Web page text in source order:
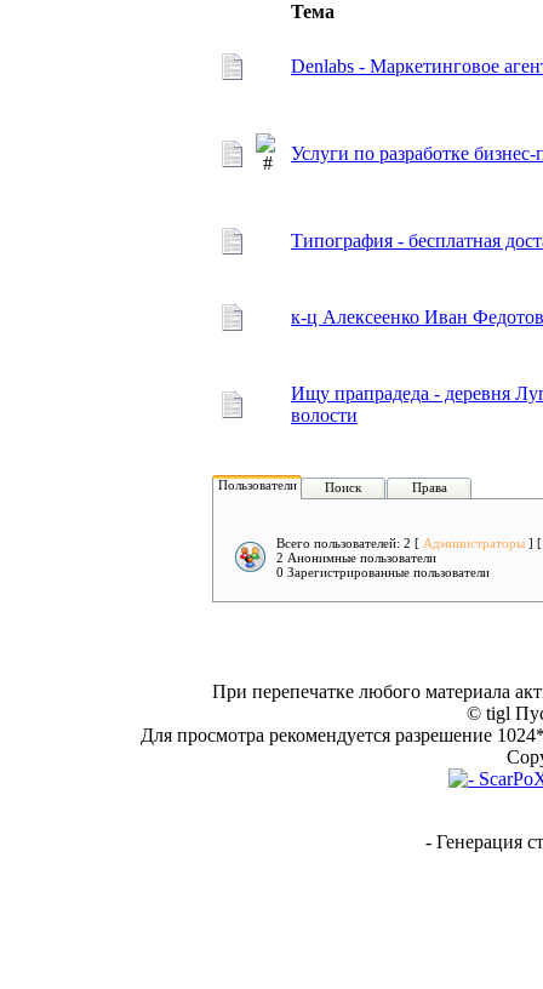
Тема
Denlabs - Маркетинговое
Услуги по разработке
Типография - бесплатная
к-ц Алексеенко Иван
Ищу прапрадеда - деревня
волости
Пользователи Поиск Права
Всего пользователей: 2 [ Администраторы ]
2 Анонимные пользователи
0 Зарегистрированные пользователи
При перепечатке любого материала
© tigl
Для просмотра рекомендуется разрешение
- Генерация